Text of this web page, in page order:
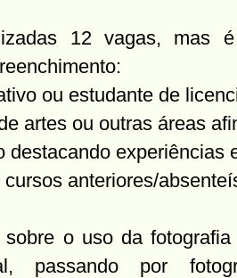
12 vagas, mas
ou estudante de
artes ou outras áreas
destacando experiências
anteriores/
sobre o uso da
passando por